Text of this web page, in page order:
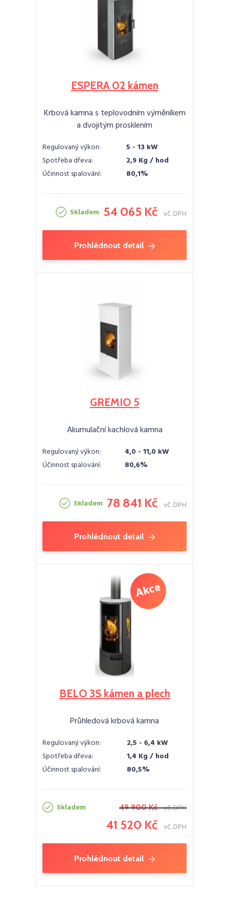
ESPERA 02 kámen
Krbová kamna s teplovodním výměníkem
a dvojitým prosklením
Regulovaný výkon:
5 - 13 kW
Spotřeba dřeva:
2,9 Kg / hod
Účinnost spalování:
80,1%
Skladem 54 065 Kč vč. DPH
Prohlédnout detail
GREMIO 5
Akumulační kachlová kamna
Regulovaný výkon:
4,0 - 11,0 kW
Účinnost spalování:
80,6%
Skladem 78 841 Kč vč. DPH
Prohlédnout detail
BELO 3S kámen a plech
Průhledová krbová kamna
Regulovaný výkon:
2,5 - 6,4 kW
Spotřeba dřeva:
1,4 Kg / hod
Účinnost spalování:
80,5%
Skladem 49 900 Kč vč. DPH
41 520 Kč vč. DPH
Prohlédnout detail